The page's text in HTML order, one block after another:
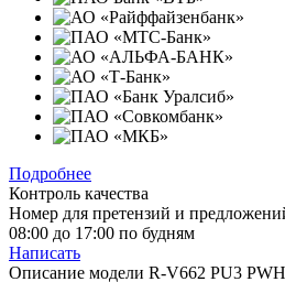
Подробнее
Контроль качества
Номер для претензий и
08:00 до 17:00 по будням
Написать
Описание модели R-V662 PU3 PWH